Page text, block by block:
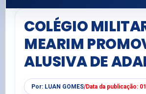
COLÉGIO
MEARIM
ALUSIVA DE
Por: LUAN GOMES/Data da publicação: